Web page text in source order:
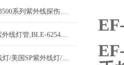
Maxima ML-3500系列紫外线探伤灯常见问题以及解决办法
BLE-6T312紫外线灯管,BLE-6254S用于美国sp紫外线灯
手持式紫外线灯/美国SP紫外线灯/手持式黑光灯/手电筒式紫外灯
EF